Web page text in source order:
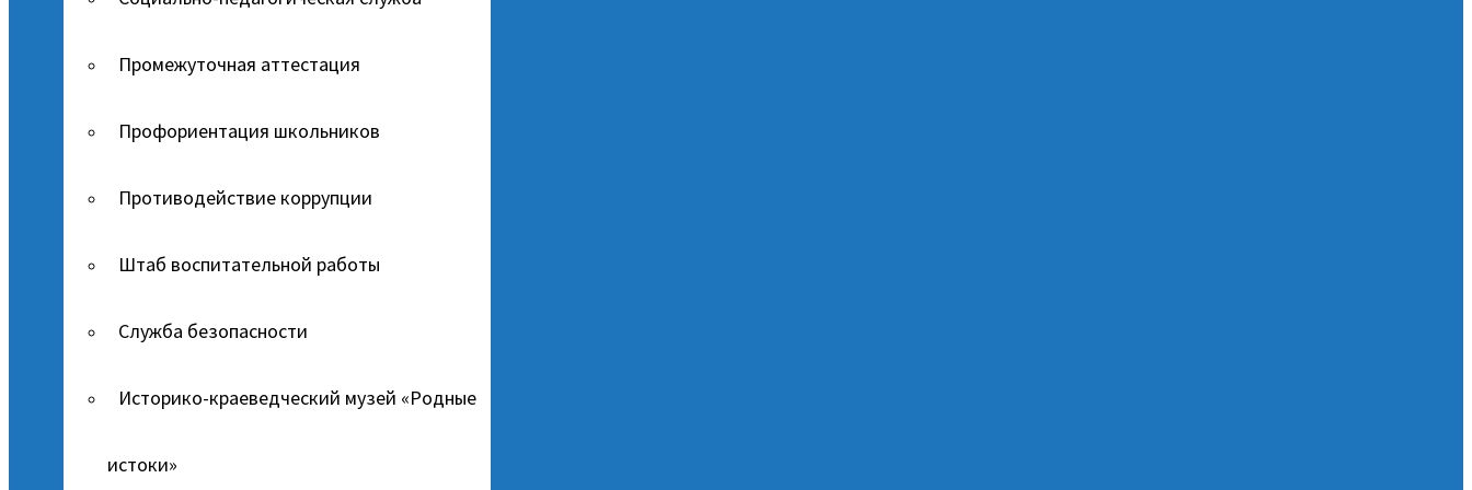
Промежуточная аттестация
Профориентация школьников
Противодействие коррупции
Штаб воспитательной работы
Служба безопасности
Историко-краеведческий музей «Родные
истоки»